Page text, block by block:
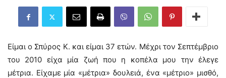
Είμαι ο Σπύρος Κ. και είμαι 37 ετών. Μέχρι τον Σεπτέμβριο
του 2010 είχα μία ζωή που η κοπέλα μου την έλεγε
μέτρια. Είχαμε μία «μέτρια» δουλειά, ένα «μέτριο» μισθό,